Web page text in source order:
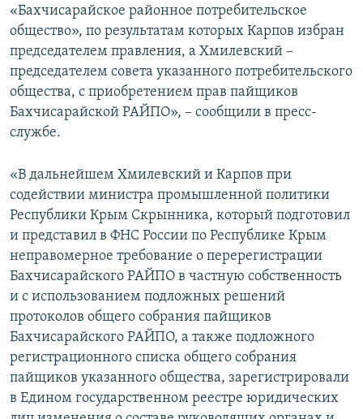
«Бахчисарайское районное потребительское
общество», по результатам которых Карпов избран
председателем правления, а Хмилевский –
председателем совета указанного потребительского
общества, с приобретением прав пайщиков
Бахчисарайской РАЙПО», – сообщили в пресс-
службе.
«В дальнейшем Хмилевский и Карпов при
содействии министра промышленной политики
Республики Крым Скрынника, который подготовил
и представил в ФНС России по Республике Крым
неправомерное требование о перерегистрации
Бахчисарайского РАЙПО в частную собственность
и с использованием подложных решений
протоколов общего собрания пайщиков
Бахчисарайского РАЙПО, а также подложного
регистрационного списка общего собрания
пайщиков указанного общества, зарегистрировали
в Едином государственном реестре юридических